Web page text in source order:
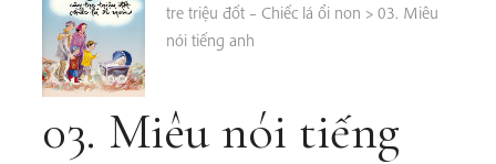
tre triệu đốt – Chiếc lá ổi non > 03. Miêu
nói tiếng anh
03. Miêu nói tiếng